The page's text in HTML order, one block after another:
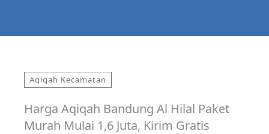
Aqiqah Kecamatan
Harga Aqiqah Bandung Al Hilal Paket
Murah Mulai 1,6 Juta, Kirim Gratis